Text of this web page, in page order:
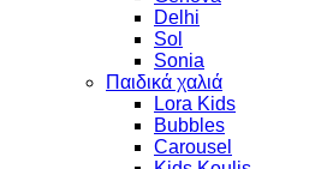
Delhi
Sol
Sonia
Παιδικά χαλιά
Lora Kids
Bubbles
Carousel